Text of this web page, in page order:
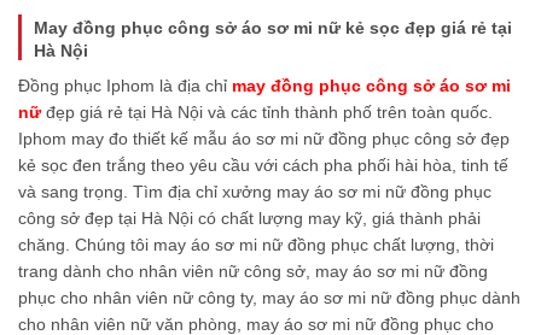
May đồng phục công sở áo sơ mi nữ kẻ sọc đẹp giá rẻ tại
Hà Nội
Đồng phục Iphom là địa chỉ may đồng phục công sở áo sơ mi
nữđẹp giá rẻ tại Hà Nội và các tỉnh thành phố trên toàn quốc.
Iphom may đo thiết kế mẫu áo sơ mi nữ đồng phục công sở đẹp
kẻ sọc đen trắng theo yêu cầu với cách pha phối hài hòa, tinh tế
và sang trọng. Tìm địa chỉ xưởng may áo sơ mi nữ đồng phục
công sở đẹp tại Hà Nội có chất lượng may kỹ, giá thành phải
chăng. Chúng tôi may áo sơ mi nữ đồng phục chất lượng, thời
trang dành cho nhân viên nữ công sở, may áo sơ mi nữ đồng
phục cho nhân viên nữ công ty, may áo sơ mi nữ đồng phục dành
cho nhân viên nữ văn phòng, may áo sơ mi nữ đồng phục cho